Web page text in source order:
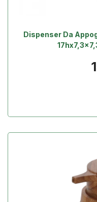
Dispenser Da